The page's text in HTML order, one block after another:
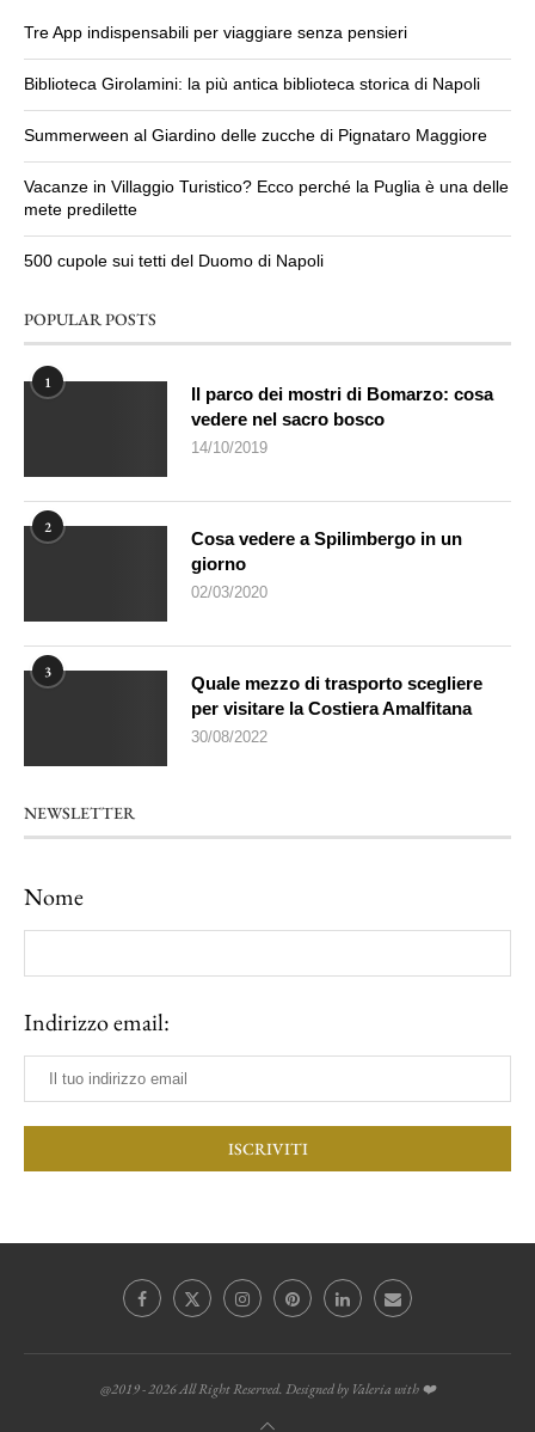
Tre App indispensabili per viaggiare senza pensieri
Biblioteca Girolamini: la più antica biblioteca storica di Napoli
Summerween al Giardino delle zucche di Pignataro Maggiore
Vacanze in Villaggio Turistico? Ecco perché la Puglia è una delle
mete predilette
500 cupole sui tetti del Duomo di Napoli
POPULAR POSTS
1
Il parco dei mostri di Bomarzo: cosa
vedere nel sacro bosco
14/10/2019
2
Cosa vedere a Spilimbergo in un
giorno
02/03/2020
3
Quale mezzo di trasporto scegliere
per visitare la Costiera Amalfitana
30/08/2022
NEWSLETTER
Nome
Indirizzo email:
@2019 - 2026 All Right Reserved. Designed by Valeria with ❤️